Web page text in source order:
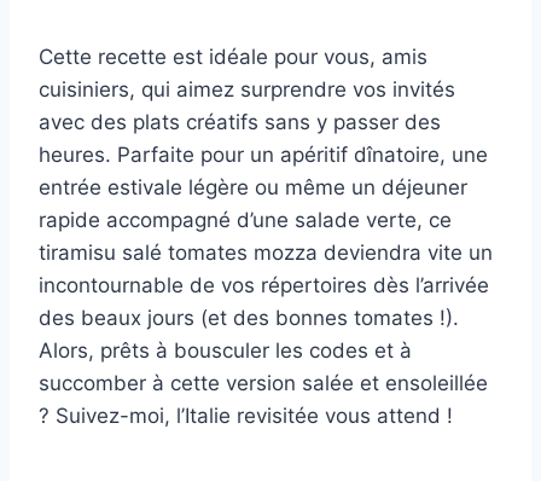
Cette recette est idéale pour vous, amis
cuisiniers, qui aimez surprendre vos invités
avec des plats créatifs sans y passer des
heures. Parfaite pour un apéritif dînatoire, une
entrée estivale légère ou même un déjeuner
rapide accompagné d’une salade verte, ce
tiramisu salé tomates mozza deviendra vite un
incontournable de vos répertoires dès l’arrivée
des beaux jours (et des bonnes tomates !).
Alors, prêts à bousculer les codes et à
succomber à cette version salée et ensoleillée
? Suivez-moi, l’Italie revisitée vous attend !